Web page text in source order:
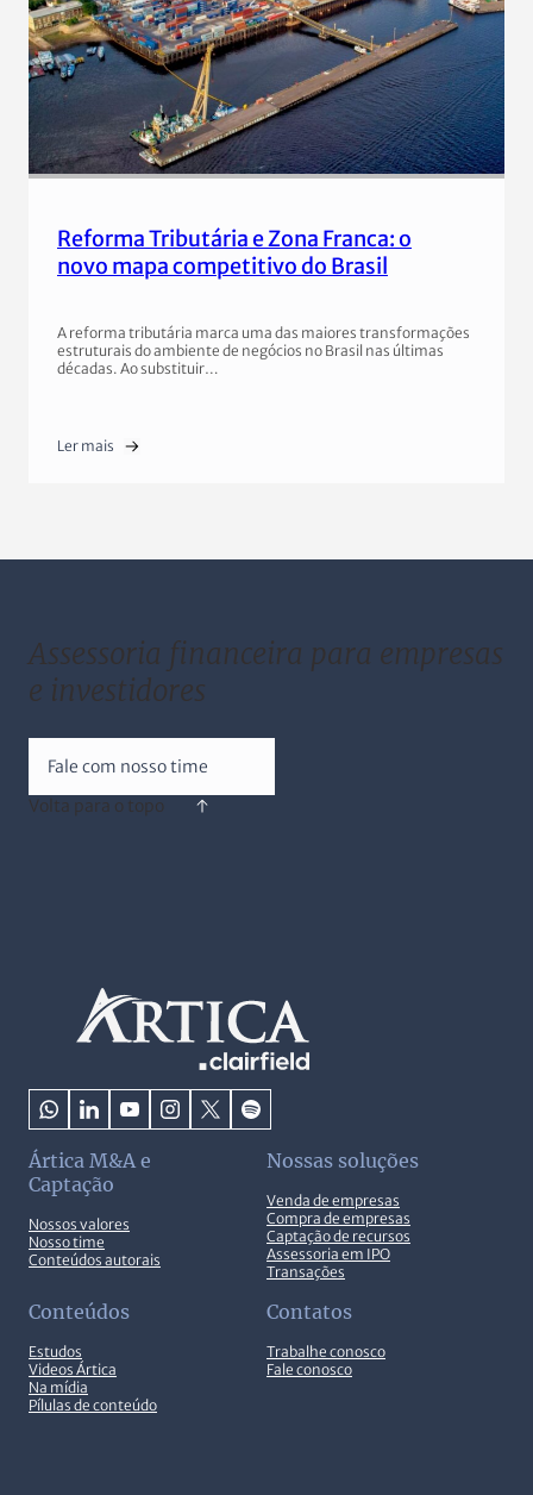
Reforma Tributária e Zona Franca: o
novo mapa competitivo do Brasil
A reforma tributária marca uma das maiores transformações
estruturais do ambiente de negócios no Brasil nas últimas
décadas. Ao substituir…
Ler mais
Assessoria financeira para empresas
e investidores
Fale com nosso time
Volta para o topo
Ártica M&A e
Captação
Nossos valores
Nosso time
Conteúdos autorais
Nossas soluções
Venda de empresas
Compra de empresas
Captação de recursos
Assessoria em IPO
Transações
Conteúdos
Estudos
Videos Ártica
Na mídia
Pílulas de conteúdo
Contatos
Trabalhe conosco
Fale conosco